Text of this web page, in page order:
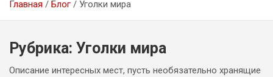
Главная Блог Уголки мира
Рубрика: Уголки мира
Описание интересных мест, пусть необязательно хранящие